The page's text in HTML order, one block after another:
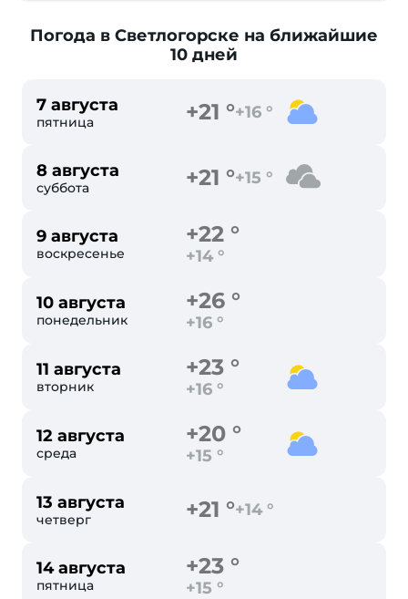
Погода в Светлогорске на ближайшие
10 дней
7 августа
пятница +21 °+16 °
8 августа
суббота +21 °+15 °
9 августа
воскресенье
+22 °
+14 °
10 августа
понедельник
+26 °
+16 °
11 августа
вторник
+23 °
+16 °
12 августа
среда
+20 °
+15 °
13 августа
четверг +21 °+14 °
14 августа
пятница
+23 °
+15 °